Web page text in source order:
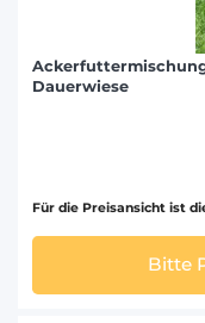
Ackerfuttermischung
Dauerwiese
Für die Preisansicht ist
Bitte